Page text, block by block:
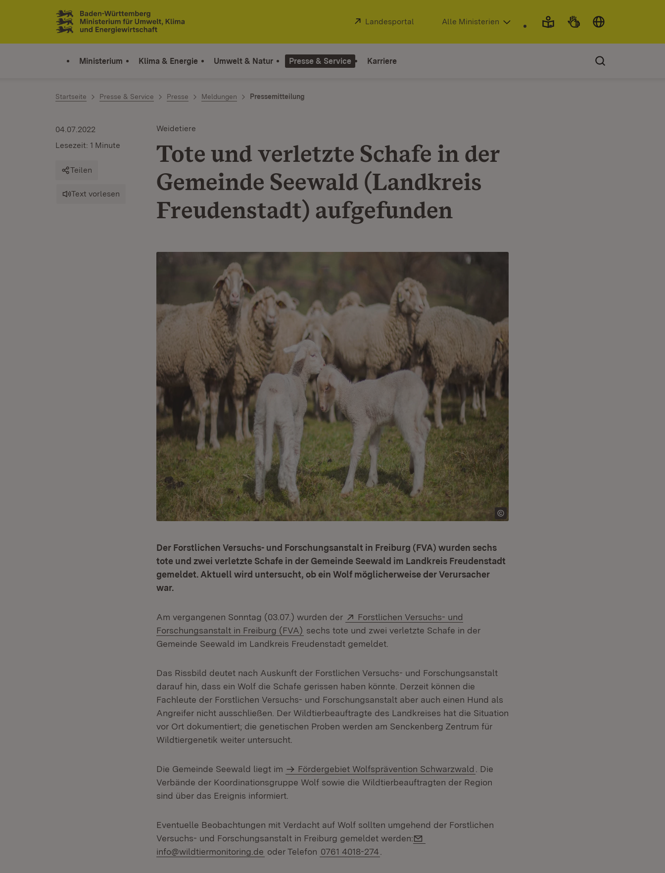
Zum Inhalt springen
Link zur Startseite
Extern:
Landesportal (Öffnet in neuem Fenster)
Alle Ministerien
Ministerium Klima & Energie Umwelt & Natur Presse & Service Karriere
Startseite Presse & Service Presse Meldungen Pressemitteilung
Weidetiere
Tote und verletzte Schafe in der
Gemeinde Seewald (Landkreis
Freudenstadt) aufgefunden
04.07.2022
Lesezeit: 1 Minute
Teilen
Text vorlesen
Der Forstlichen Versuchs- und Forschungsanstalt in Freiburg (FVA) wurden sechs
tote und zwei verletzte Schafe in der Gemeinde Seewald im Landkreis Freudenstadt
gemeldet. Aktuell wird untersucht, ob ein Wolf möglicherweise der Verursacher
war.
Am vergangenen Sonntag (03.07.) wurden der Extern:
Forstlichen Versuchs- und
Forschungsanstalt in Freiburg (FVA) (Öffnet in neuem Fenster)
sechs tote und zwei verletzte Schafe in der
Gemeinde Seewald im Landkreis Freudenstadt gemeldet.
Das Rissbild deutet nach Auskunft der Forstlichen Versuchs- und Forschungsanstalt
darauf hin, dass ein Wolf die Schafe gerissen haben könnte. Derzeit können die
Fachleute der Forstlichen Versuchs- und Forschungsanstalt aber auch einen Hund als
Angreifer nicht ausschließen. Der Wildtierbeauftragte des Landkreises hat die Situation
vor Ort dokumentiert; die genetischen Proben werden am Senckenberg Zentrum für
Wildtiergenetik weiter untersucht.
Die Gemeinde Seewald liegt im Fördergebiet Wolfsprävention Schwarzwald
. Die
Verbände der Koordinationsgruppe Wolf sowie die Wildtierbeauftragten der Region
sind über das Ereignis informiert.
Eventuelle Beobachtungen mit Verdacht auf Wolf sollten umgehend der Forstlichen
Versuchs- und Forschungsanstalt in Freiburg gemeldet werden:
info@wildtiermonitoring.de oder Telefon 0761 4018-274